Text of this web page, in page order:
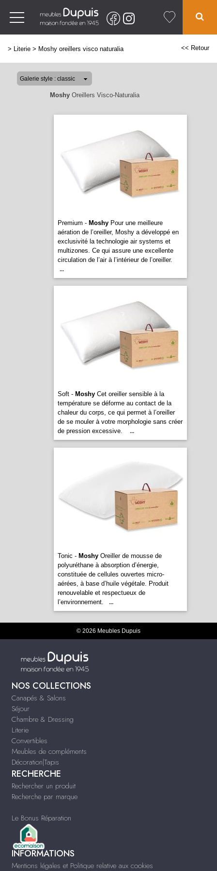
> Literie > Moshy oreillers visco naturalia << Retour
MoshyOreillers Visco-Naturalia
Premium - MoshyPour une meilleure
aération de l’oreiller, Moshy a développé en
exclusivité la technologie air systems et
multizones. Ce qui assure une excellente
circulation de l’air à l’intérieur de l’oreiller.
...
Soft - MoshyCet oreiller sensible à la
température se déforme au contact de la
chaleur du corps, ce qui permet à l’oreiller
de se mouler à votre morphologie sans créer
de pression excessive.
...
Tonic - MoshyOreiller de mousse de
polyuréthane à absorption d’énergie,
constituée de cellules ouvertes micro-
aérées, à base d’huile végétale. Produit
renouvelable et respectueux de
l’environnement.
...
© 2026 Meubles Dupuis
NOS COLLECTIONS
Canapés & Salons
Séjour
Chambre & Dressing
Literie
Convertibles
Meubles de compléments
Décoration|Tapis
RECHERCHE
Rechercher un produit
Recherche par marque
Le Bonus Réparation
INFORMATIONS
Mentions légales et Politique relative aux cookies